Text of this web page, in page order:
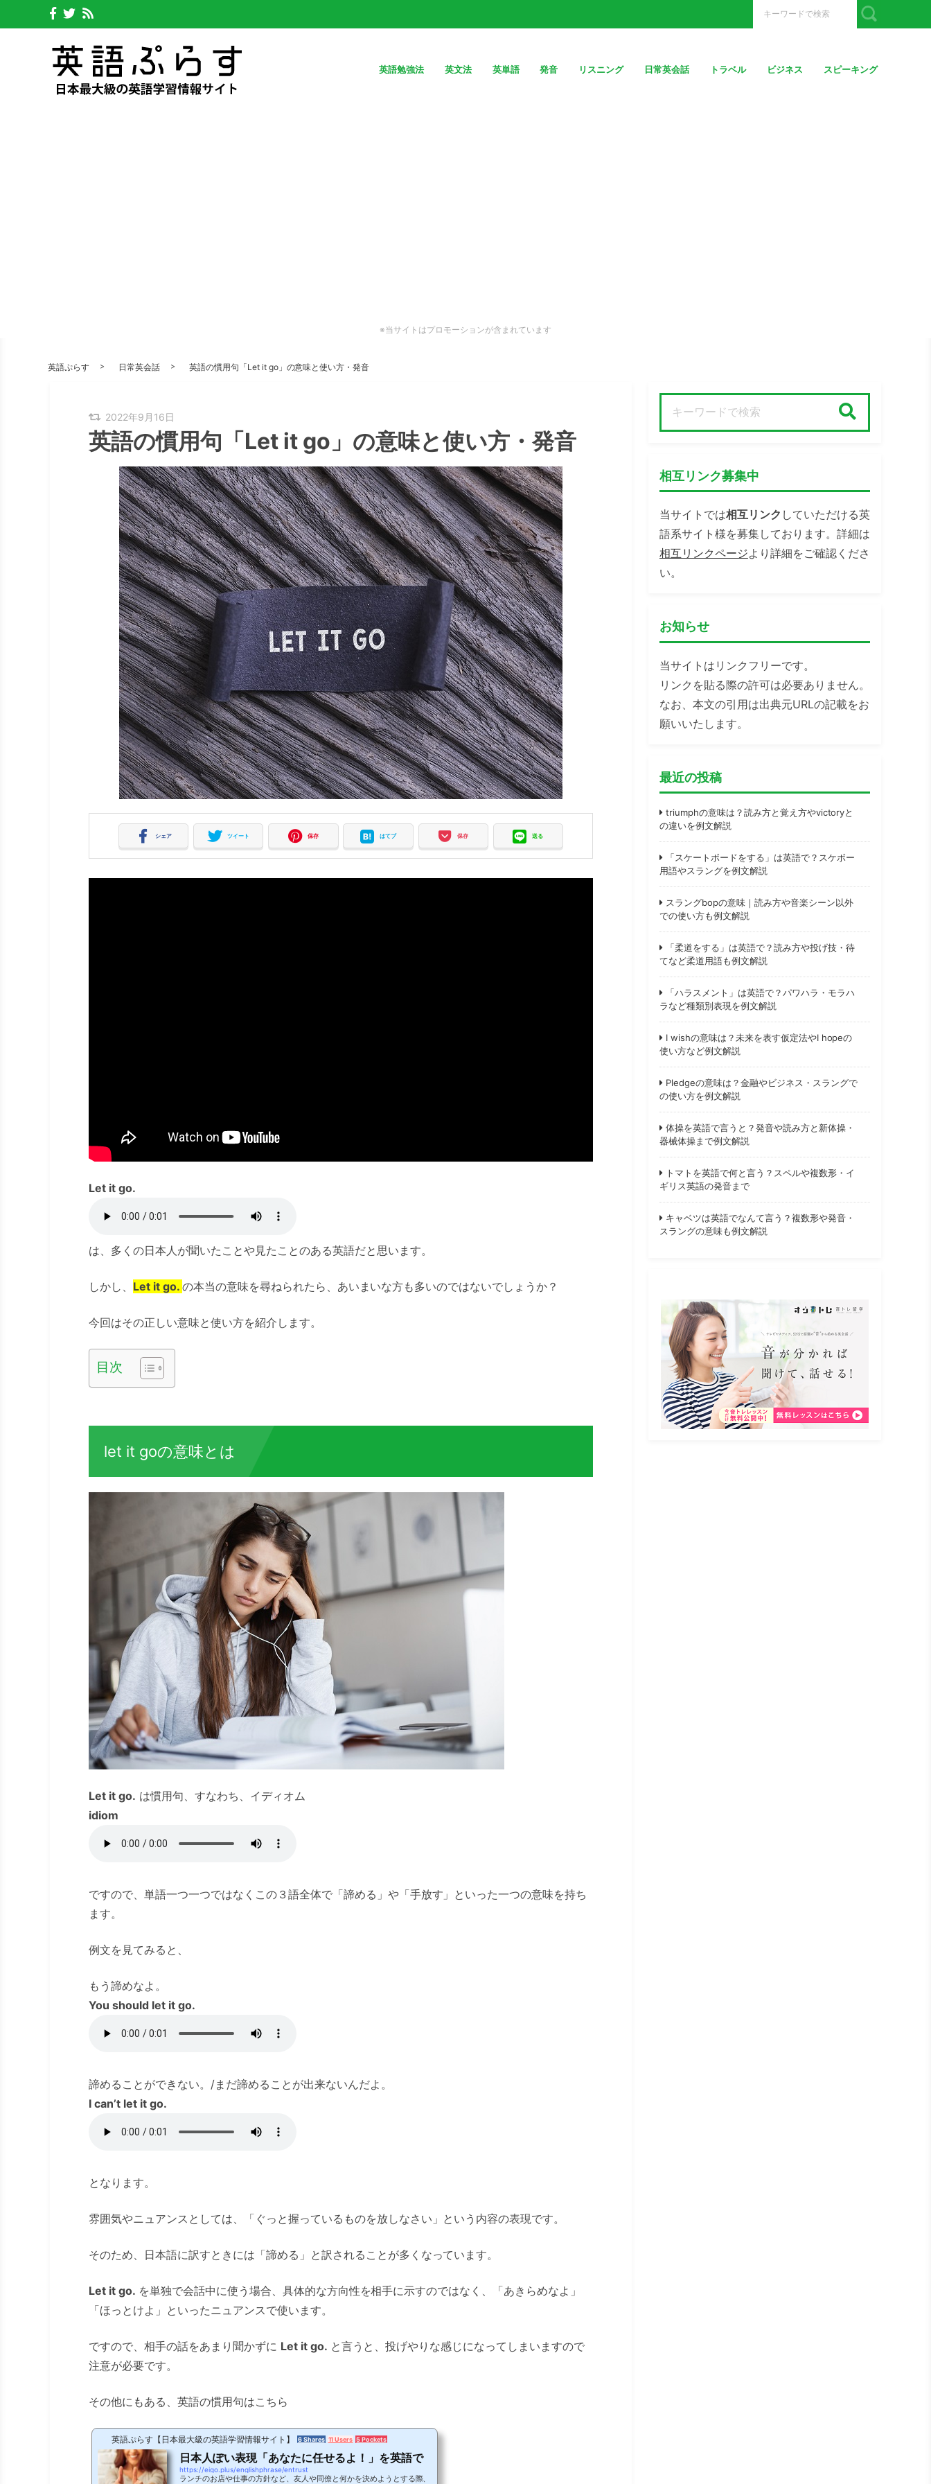
英語勉強法 英文法 英単語 発音 リスニング 日常英会話 トラベル ビジネス スピーキング
※当サイトはプロモーションが含まれています
英語ぷらす 日常英会話 英語の慣用句「Let it go」の意味と使い方・発音
2022年9月16日
英語の慣用句「Let it go」の意味と使い方・発音
シェア ツイート 保存 はてブ 保存 送る
Let it go.
は、多くの日本人が聞いたことや見たことのある英語だと思います。
しかし、 Let it go. の本当の意味を尋ねられたら、あいまいな方も多いのではないでしょうか？
今回はその正しい意味と使い方を紹介します。
目次
let it goの意味とは
Let it go. は慣用句、すなわち、イディオム
idiom
ですので、単語一つ一つではなくこの３語全体で「諦める」や「手放す」といった一つの意味を持ち
ます。
例文を見てみると、
もう諦めなよ。
You should let it go.
諦めることができない。/まだ諦めることが出来ないんだよ。
I can’t let it go.
となります。
雰囲気やニュアンスとしては、「ぐっと握っているものを放しなさい」という内容の表現です。
そのため、日本語に訳すときには「諦める」と訳されることが多くなっています。
Let it go. を単独で会話中に使う場合、具体的な方向性を相手に示すのではなく、「あきらめなよ」
「ほっとけよ」といったニュアンスで使います。
ですので、相手の話をあまり聞かずに Let it go. と言うと、投げやりな感じになってしまいますので
注意が必要です。
その他にもある、英語の慣用句はこちら
英語ぷらす【日本最大級の英語学習情報サイト】 6 Shares 11 Users 5 Pockets
日本人ぽい表現「あなたに任せるよ！」を英語で
https://eigo.plus/englishphrase/entrust
ランチのお店や仕事の方針など、友人や同僚と何かを決めようとする際、
相互リンク募集中
当サイトでは相互リンク していただける英
語系サイト様を募集しております。詳細は
相互リンクページより詳細をご確認くださ
い。
お知らせ
当サイトはリンクフリーです。
リンクを貼る際の許可は必要ありません。
なお、本文の引用は出典元URLの記載をお
願いいたします。
最近の投稿
triumphの意味は？読み方と覚え方やvictoryと
の違いを例文解説
「スケートボードをする」は英語で？スケボー
用語やスラングを例文解説
スラングbopの意味｜読み方や音楽シーン以外
での使い方も例文解説
「柔道をする」は英語で？読み方や投げ技・待
てなど柔道用語も例文解説
「ハラスメント」は英語で？パワハラ・モラハ
ラなど種類別表現を例文解説
I wishの意味は？未来を表す仮定法やI hopeの
使い方など例文解説
Pledgeの意味は？金融やビジネス・スラングで
の使い方を例文解説
体操を英語で言うと？発音や読み方と新体操・
器械体操まで例文解説
トマトを英語で何と言う？スペルや複数形・イ
ギリス英語の発音まで
キャベツは英語でなんて言う？複数形や発音・
スラングの意味も例文解説